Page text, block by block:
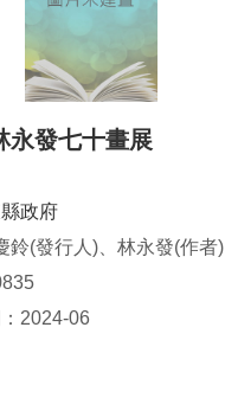
發七十畫展
政府
鈴(發行人)、林永發(作者)
2024-06